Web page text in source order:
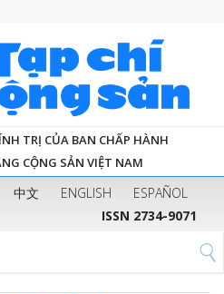
TRỊ CỦA BAN CHẤP HÀNH
CỘNG SẢN VIỆT NAM
中文 ENGLISH
ESPAÑOL
ISSN 2734-9071